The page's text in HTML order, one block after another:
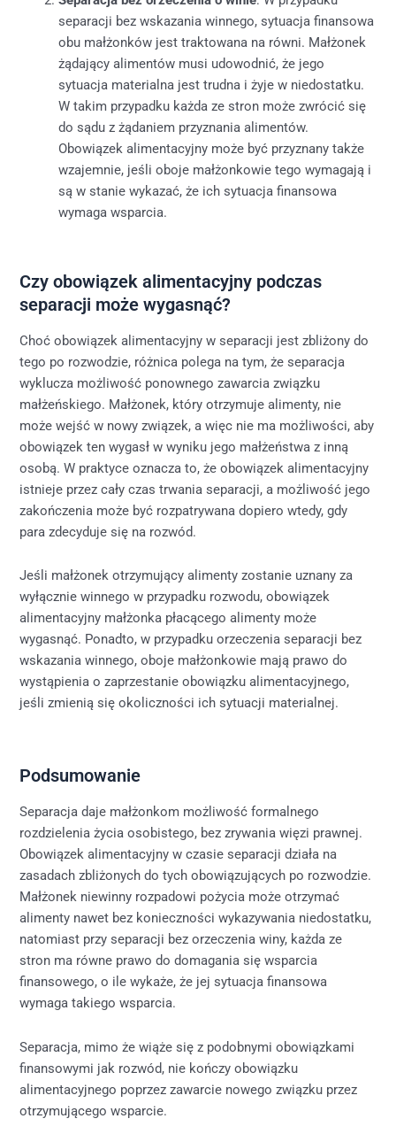
separacji bez wskazania winnego, sytuacja finansowa
obu małżonków jest traktowana na równi. Małżonek
żądający alimentów musi udowodnić, że jego
sytuacja materialna jest trudna i żyje w niedostatku.
W takim przypadku każda ze stron może zwrócić się
do sądu z żądaniem przyznania alimentów.
Obowiązek alimentacyjny może być przyznany także
wzajemnie, jeśli oboje małżonkowie tego wymagają i
są w stanie wykazać, że ich sytuacja finansowa
wymaga wsparcia.
Czy obowiązek alimentacyjny podczas
separacji może wygasnąć?
Choć obowiązek alimentacyjny w separacji jest zbliżony do
tego po rozwodzie, różnica polega na tym, że separacja
wyklucza możliwość ponownego zawarcia związku
małżeńskiego. Małżonek, który otrzymuje alimenty, nie
może wejść w nowy związek, a więc nie ma możliwości, aby
obowiązek ten wygasł w wyniku jego małżeństwa z inną
osobą. W praktyce oznacza to, że obowiązek alimentacyjny
istnieje przez cały czas trwania separacji, a możliwość jego
zakończenia może być rozpatrywana dopiero wtedy, gdy
para zdecyduje się na rozwód.
Jeśli małżonek otrzymujący alimenty zostanie uznany za
wyłącznie winnego w przypadku rozwodu, obowiązek
alimentacyjny małżonka płacącego alimenty może
wygasnąć. Ponadto, w przypadku orzeczenia separacji bez
wskazania winnego, oboje małżonkowie mają prawo do
wystąpienia o zaprzestanie obowiązku alimentacyjnego,
jeśli zmienią się okoliczności ich sytuacji materialnej.
Podsumowanie
Separacja daje małżonkom możliwość formalnego
rozdzielenia życia osobistego, bez zrywania więzi prawnej.
Obowiązek alimentacyjny w czasie separacji działa na
zasadach zbliżonych do tych obowiązujących po rozwodzie.
Małżonek niewinny rozpadowi pożycia może otrzymać
alimenty nawet bez konieczności wykazywania niedostatku,
natomiast przy separacji bez orzeczenia winy, każda ze
stron ma równe prawo do domagania się wsparcia
finansowego, o ile wykaże, że jej sytuacja finansowa
wymaga takiego wsparcia.
Separacja, mimo że wiąże się z podobnymi obowiązkami
finansowymi jak rozwód, nie kończy obowiązku
alimentacyjnego poprzez zawarcie nowego związku przez
otrzymującego wsparcie.